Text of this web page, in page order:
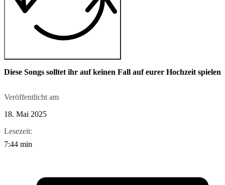
Diese Songs solltet ihr auf keinen Fall auf eurer Hochzeit spielen
Veröffentlicht am
18. Mai 2025
Lesezeit:
7:44 min